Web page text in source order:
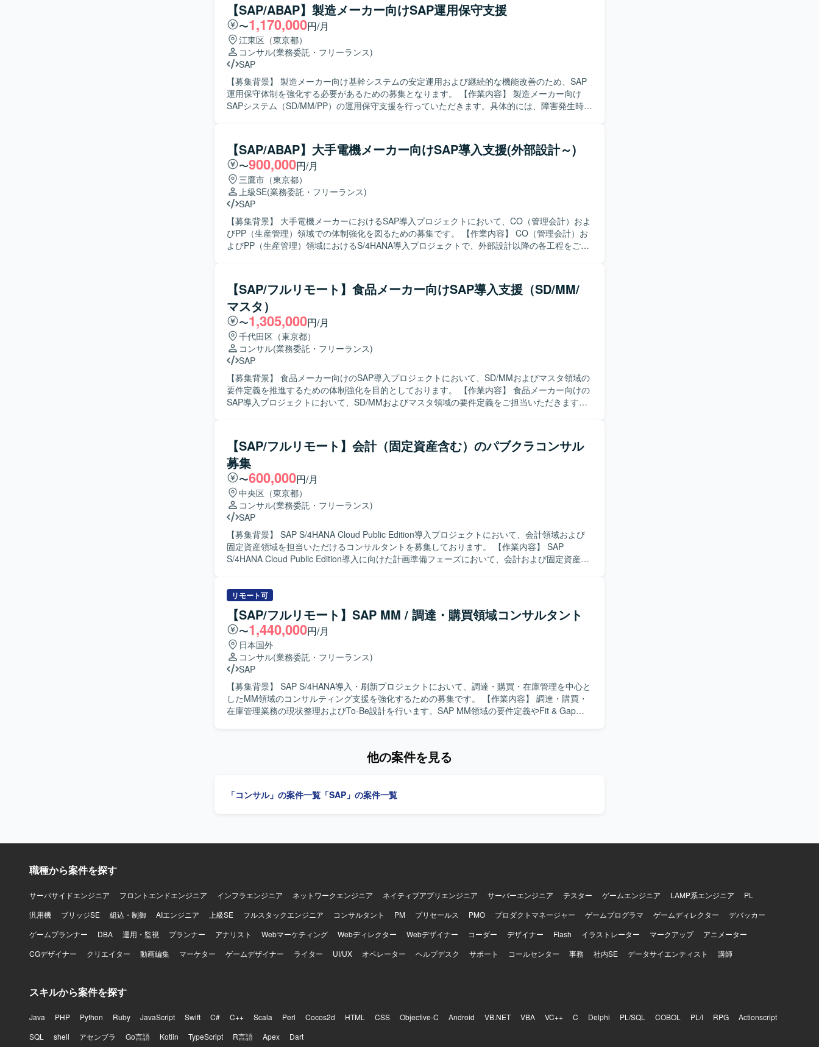
【SAP/ABAP】製造メーカー向けSAP運用保守支援
〜1,170,000円/月
江東区（東京都）
コンサル(業務委託・フリーランス)
SAP
【募集背景】 製造メーカー向け基幹システムの安定運用および継続的な機能改善のため、SAP
運用保守体制を強化する必要があるための募集となります。 【作業内容】 製造メーカー向け
SAPシステム（SD/MM/PP）の運用保守支援を行っていただきます。具体的には、障害発生時の
担当していただきます。また、関連部門との調整やドキュメント作成なども実施していただき
ます。 【求める人物像】 SAPの業務・技術両面に主体的に取り組み、関係者と円滑にコミュニ
ケーションを取りながら課題解決を進めていただける方を求めております。自ら状況を整理
し、顧客の要望を的確に理解して提案・改善に結びつけられる方にご活躍いただける環境で
す。 【ポジションの魅力】 複数モジュール（SD/MM/PP）に関わりながら、導入後の運用保守
を通じてビジネスプロセスの理解を深められるポジションです。コンサルタントおよび概要設
計者として、要件定義から設計・改善提案まで幅広いフェーズを経験でき、SAPスキルを一層
高めていただけます。 【開発環境】 SAP ERP環境上での運用保守・改修作業が中心となり、
ABAPによるプログラム改修および関連ドキュメントの作成を行っていただきます。
【SAP/ABAP】大手電機メーカー向けSAP導入支援(外部設計～)
〜900,000円/月
三鷹市（東京都）
上級SE(業務委託・フリーランス)
SAP
【募集背景】 大手電機メーカーにおけるSAP導入プロジェクトにおいて、CO（管理会計）およ
びPP（生産管理）領域での体制強化を図るための募集です。 【作業内容】 CO（管理会計）お
よびPP（生産管理）領域におけるS/4HANA導入プロジェクトで、外部設計以降の各工程をご担
などを行っていただきます。また、管理会計および生産管理に関する業務フロー理解をもと
に、関連トランザクションの確認や業務部門との認識合わせなども行っていただきます。 【求
める人物像】 自身のタスクに責任感を持ち、主体的に業務を遂行できる方を求めています。関
係者とのコミュニケーションを円滑に行いながら、課題に対して前向きに取り組んでいただけ
る方を歓迎いたします。 【ポジションの魅力】 大手電機メーカー向けの大規模SAP導入案件に
参画いただくことで、S/4HANA環境におけるCOおよびPP領域の知見を深めることができま
す。標準機能とアドオン機能の両面から要件整理や設計・検証に携わることで、上流工程から
一連のプロセスを経験できる点が魅力です。 【開発環境】 SAP S/4HANA環境上でのCOおよび
PPモジュール、ABAPによるアドオン開発・デバッグを行う構成となっています。
【SAP/フルリモート】食品メーカー向けSAP導入支援（SD/MM/
マスタ）
〜1,305,000円/月
千代田区（東京都）
コンサル(業務委託・フリーランス)
SAP
【募集背景】 食品メーカー向けのSAP導入プロジェクトにおいて、SD/MMおよびマスタ領域の
要件定義を推進するための体制強化を目的としております。 【作業内容】 食品メーカー向けの
SAP導入プロジェクトにおいて、SD/MMおよびマスタ領域の要件定義をご担当いただきます。
流工程をリードできる方を求めております。 【ポジションの魅力】 食品メーカー向けの大規模
SAP導入プロジェクトにおいて、SD/MMおよびマスタ領域の上流工程をリードする経験を積む
【SAP/フルリモート】会計（固定資産含む）のパブクラコンサル
募集
〜600,000円/月
中央区（東京都）
コンサル(業務委託・フリーランス)
SAP
【募集背景】 SAP S/4HANA Cloud Public Edition導入プロジェクトにおいて、会計領域および
固定資産領域を担当いただけるコンサルタントを募集しております。 【作業内容】 SAP
S/4HANA Cloud Public Edition導入に向けた計画準備フェーズにおいて、会計および固定資産領
つ、クラウドERPの特性を踏まえてお客様と円滑にコミュニケーションを取りながら業務を進
めていただける方を求めております。 【ポジションの魅力】 最新のSAP S/4HANA Cloud
Public Edition導入プロジェクトの上流フェーズから参画いただけるため、クラウドERPにおけ
る会計・固定資産領域の知見を深めていただくことができます。 【開発環境】 SAP S/4HANA
Cloud Public Editionを利用した環境となります。
リモート可
【SAP/フルリモート】SAP MM / 調達・購買領域コンサルタント
〜1,440,000円/月
日本国外
コンサル(業務委託・フリーランス)
SAP
【募集背景】 SAP S/4HANA導入・刷新プロジェクトにおいて、調達・購買・在庫管理を中心と
したMM領域のコンサルティング支援を強化するための募集です。 【作業内容】 調達・購買・
在庫管理業務の現状整理およびTo-Be設計を行います。SAP MM領域の要件定義やFit & Gapを
を求めています。日本語と英語でのコミュニケーションに長け、国内外の関係者と円滑に連携
ントとしての経験を高めていただけます。MMリードとしてのキャリア形成や他モジュールとの
他の案件を見る
「コンサル」の案件一覧 「SAP」の案件一覧
職種から案件を探す
サーバサイドエンジニア フロントエンドエンジニア インフラエンジニア ネットワークエンジニア ネイティブアプリエンジニア サーバーエンジニア テスター ゲームエンジニア LAMP系エンジニア
PL
汎用機
ブリッジSE 組込・制御 AIエンジニア 上級SE フルスタックエンジニア コンサルタント PM プリセールス PMO プロダクトマネージャー ゲームプログラマ ゲームディレクター
デバッカー
ゲームプランナー
DBA 運用・監視 プランナー アナリスト Webマーケティング Webディレクター Webデザイナー コーダー デザイナー Flash イラストレーター マークアップ
アニメーター
CGデザイナー
クリエイター 動画編集 マーケター ゲームデザイナー ライター UI/UX オペレーター ヘルプデスク サポート コールセンター 事務 社内SE データサイエンティスト 講師
スキルから案件を探す
Java PHP Python Ruby JavaScript Swift C# C++ Scala Perl Cocos2d HTML CSS Objective-C Android VB.NET VBA VC++ C Delphi PL/SQL COBOL PL/I RPG
Actionscript
SQL
shell アセンブラ Go言語 Kotlin TypeScript R言語 Apex Dart